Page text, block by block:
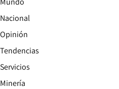
Nacional
Opinión
Tendencias
Servicios
Minería